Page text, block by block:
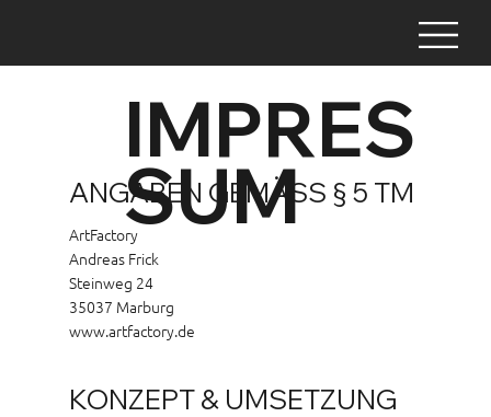
ANGABEN GEMÄSS § 5 TM
ArtFactory
Andreas Frick
Steinweg 24
35037 Marburg
www.artfactory.de
KONZEPT & UMSETZUNG
IMPRES
SUM